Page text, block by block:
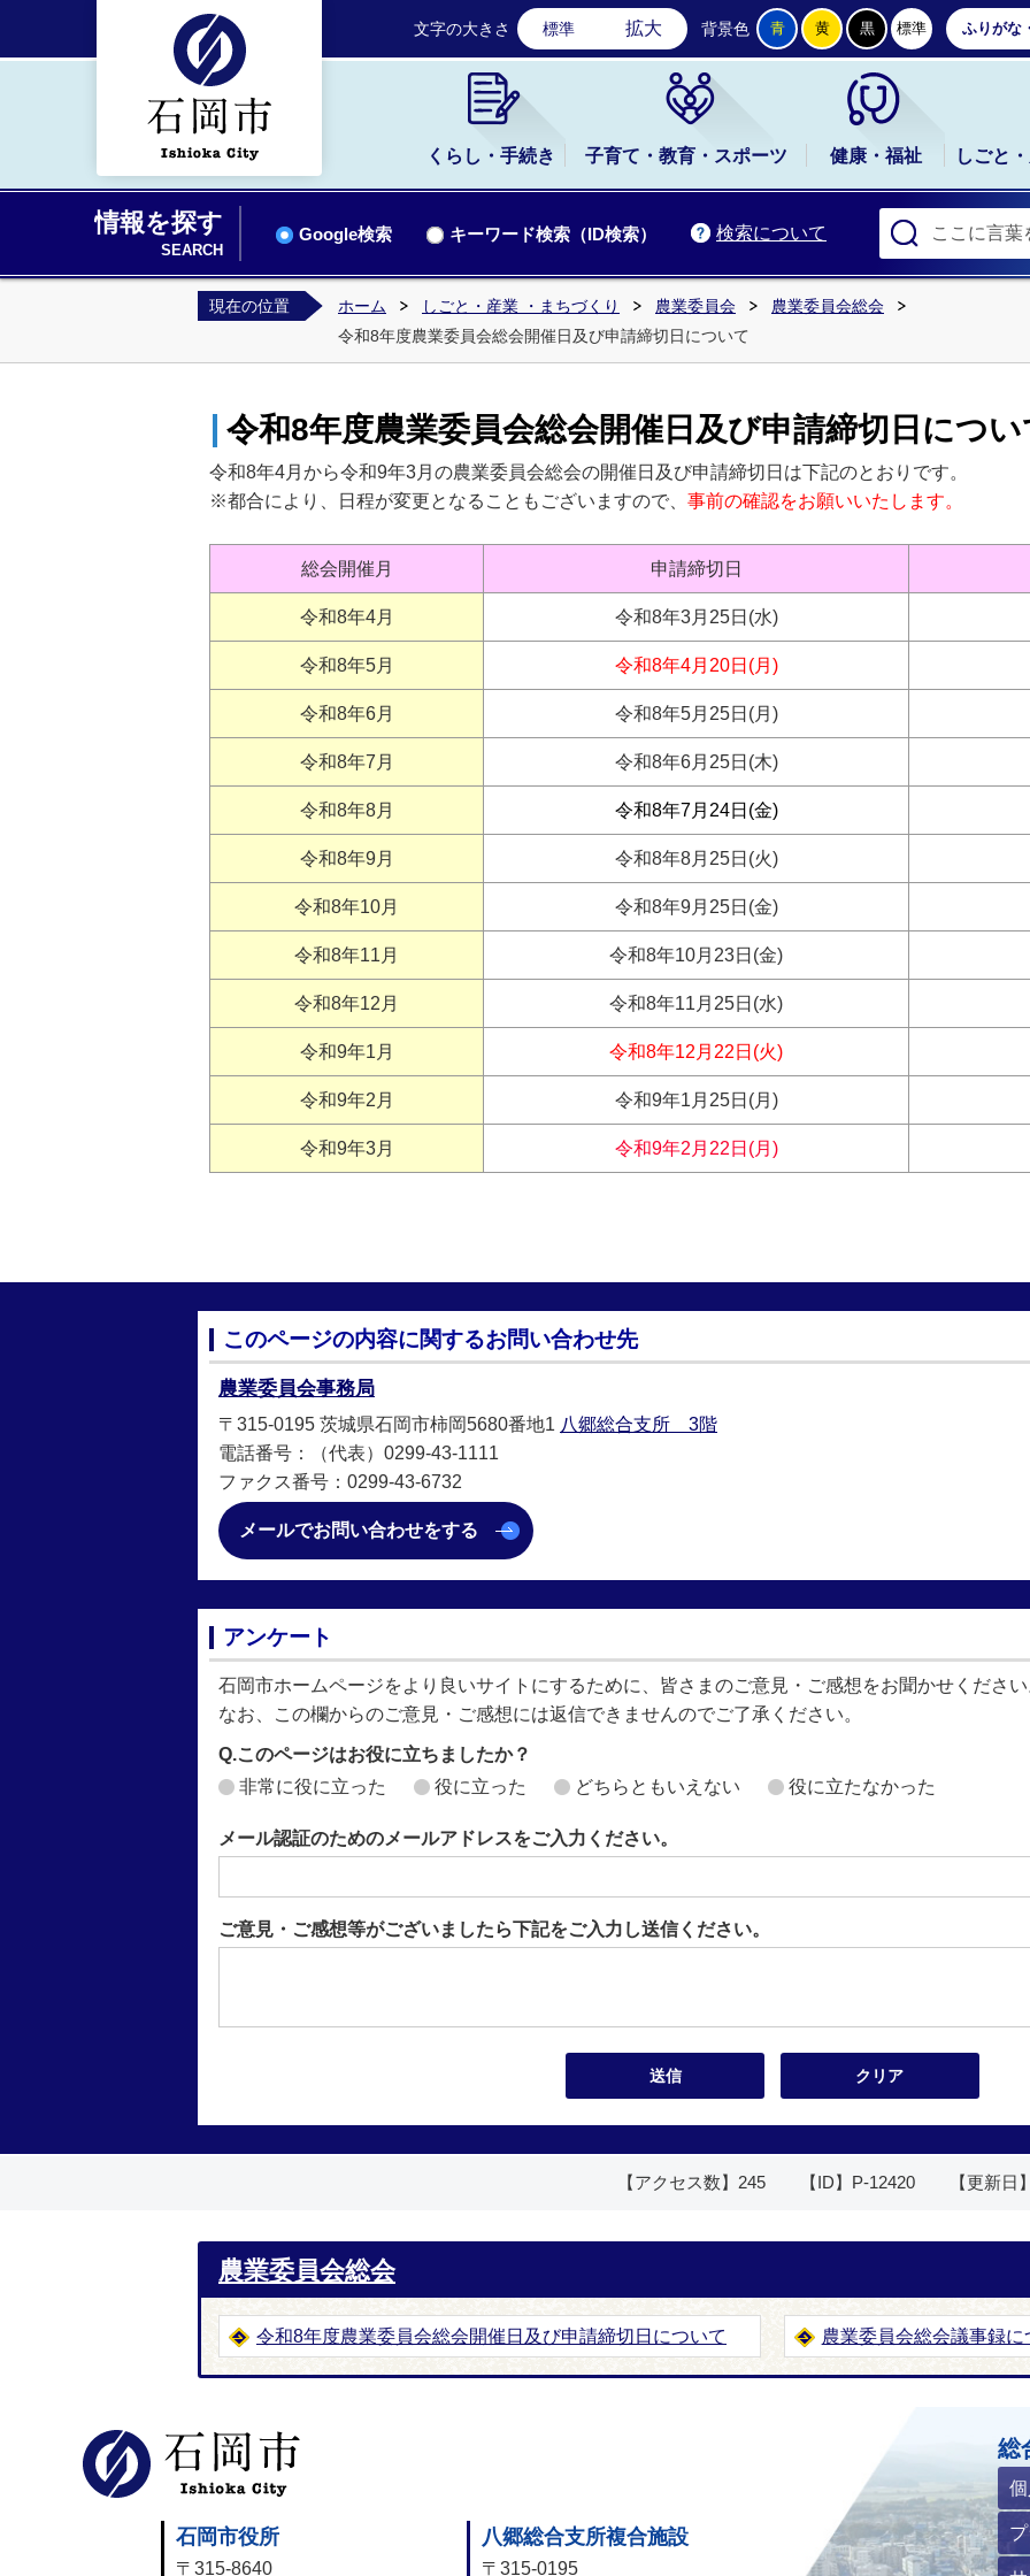
石岡市公式ホームページ
文字の大きさ 標準 拡大 背景色 青 黄 黒 標準 ふりがな
くらし・手続き 子育て・教育・スポーツ 健康・福祉 しごと
情報を探す
SEARCH
検索について
Google検索 キーワード検索（ID検索）
現在の位置 ホーム しごと・産業 ・まちづくり 農業委員会
農業委員会総会
令和8年度農業委員会総会開催日及び申請締切日について
令和8年度農業委員会総会開催日及び申請締切日につい
令和8年4月から令和9年3月の農業委員会総会の開催日及び申請締切日は下記のとおりです。
※都合により、日程が変更となることもございますので、 事前の確認をお願いいたします。
総会開催月 申請締切日
令和8年4月 令和8年3月25日(水)
令和8年5月 令和8年4月20日(月)
令和8年6月 令和8年5月25日(月)
令和8年7月 令和8年6月25日(木)
令和8年8月 令和8年7月24日(金)
令和8年9月 令和8年8月25日(火)
令和8年10月 令和8年9月25日(金)
令和8年11月 令和8年10月23日(金)
令和8年12月 令和8年11月25日(水)
令和9年1月 令和8年12月22日(火)
令和9年2月 令和9年1月25日(月)
令和9年3月 令和9年2月22日(月)
このページの内容に関するお問い合わせ先
農業委員会事務局
〒315-0195 茨城県石岡市柿岡5680番地1 八郷総合支所 3階
電話番号：（代表）0299-43-1111
ファクス番号：0299-43-6732
メールでお問い合わせをする
アンケート
石岡市ホームページをより良いサイトにするために、皆さまのご意見・ご感想をお聞かせくださ
なお、この欄からのご意見・ご感想には返信できませんのでご了承ください。
Q.このページはお役に立ちましたか？
非常に役に立った
役に立った どちらともいえない 役に立たなかった
メール認証のためのメールアドレスをご入力ください。
ご意見・ご感想等がございましたら下記をご入力し送信ください。
【アクセス数】 245 【ID】 P-12420 【更新日
農業委員会総会
令和8年度農業委員会総会開催日及び申請締切日について 農業委員会総会議事録に
石岡市役所
〒315-8640
八郷総合支所複合施設
〒315-0195
総